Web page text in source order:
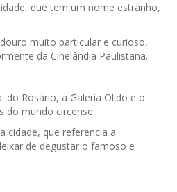
que tem um nome estranho,
muito particular e curioso,
da Cinelândia Paulistana.
do Rosário, a Galeria Olido e o
do mundo circense.
cidade, que referencia a
de degustar o famoso e